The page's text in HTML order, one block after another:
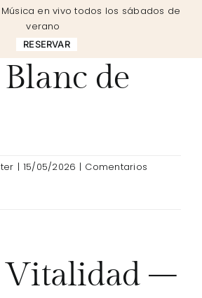
Música en vivo todos los sábados de
verano
RESERVAR
de
| 15/05/2026 | Comentarios
Vitalidad –